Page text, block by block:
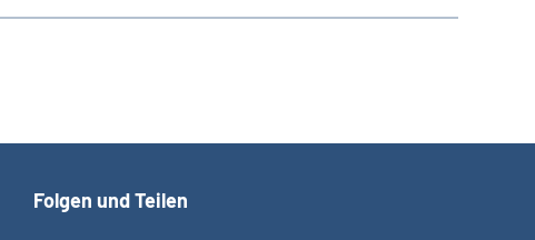
Folgen und Teilen